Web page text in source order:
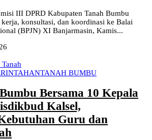
III DPRD Kabupaten Tanah Bumbu
konsultasi, dan koordinasi ke Balai
(BPJN) XI Banjarmasin, Kamis...
TANAH BUMBU
Bersama 10 Kepala
Kalsel,
Guru dan